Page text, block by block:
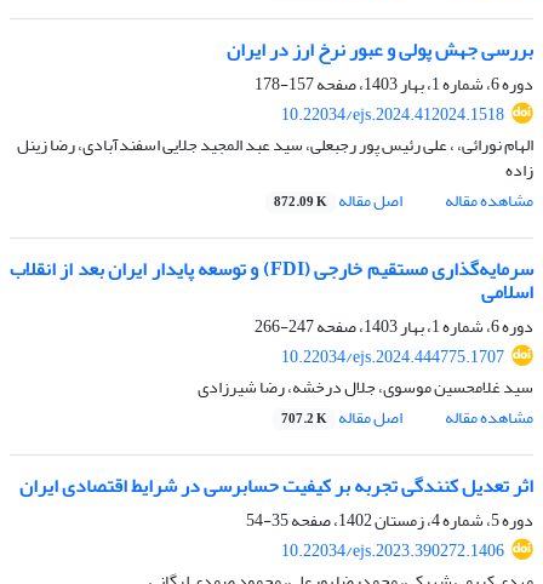
بررسی جهش پولی و عبور نرخ ارز در ایران
دوره 6، شماره 1، بهار 1403، صفحه
157-178
10.22034/ejs.2024.412024.1518
الهام نورائی، ، علی رئیس پور رجبعلی، سید عبد المجید جلایی اسفندآبادی، رضا زینل
زاده
مشاهده مقاله
اصل مقاله 872.09 K
سرمایه‌گذاری مستقیم خارجی (FDI) و توسعه پایدار ایران بعد از انقلاب
اسلامی
دوره 6، شماره 1، بهار 1403، صفحه
247-266
10.22034/ejs.2024.444775.1707
سید غلامحسین موسوی، جلال درخشه، رضا شیرزادی
مشاهده مقاله
اصل مقاله 707.2 K
اثر تعدیل کنندگی تجربه بر کیفیت حسابرسی در شرایط اقتصادی ایران
دوره 5، شماره 4، زمستان 1402، صفحه
35-54
10.22034/ejs.2023.390272.1406